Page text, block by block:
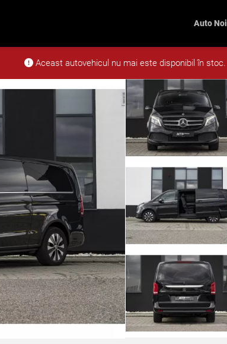
Auto Noi
Aceast autovehicul nu mai este disponibil în stoc.
Extralung 4Matic